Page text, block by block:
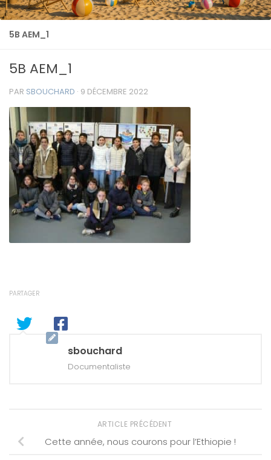
5B AEM_1
5B AEM_1
PAR SBOUCHARD · 9 DÉCEMBRE 2022
PARTAGER
sbouchard
Documentaliste
ARTICLE PRÉCÉDENT
Cette année, nous courons pour l’Ethiopie !